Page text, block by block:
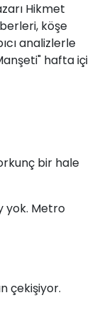
Hikmet
köşe
analizlerle
hafta içi
bir hale
yok. Metro
çekişiyor.